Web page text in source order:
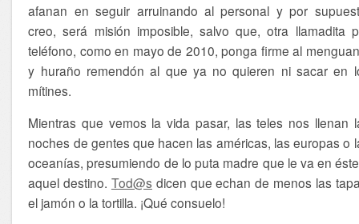
afanan en seguir arruinando al personal y por
creo, será misión imposible, salvo que, otra llamadita
teléfono, como en mayo de 2010, ponga firme al
y huraño remendón al que ya no quieren ni sacar en
mítines.
Mientras que vemos la vida pasar, las teles nos llenan
noches de gentes que hacen las américas, las europas o
oceanías, presumiendo de lo puta madre que le va en
aquel destino. Tod@s dicen que echan de menos las
el jamón o la tortilla. ¡Qué consuelo!